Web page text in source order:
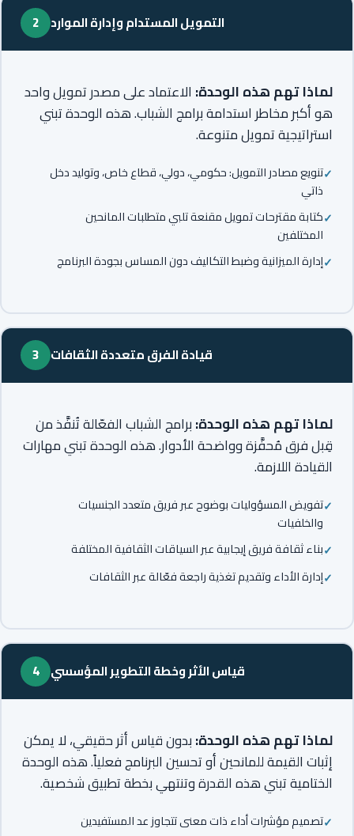
2 التمويل المستدام وإدارة الموارد
لماذا تهم هذه الوحدة: الاعتماد على مصدر تمويل واحد
هو أكبر مخاطر استدامة برامج الشباب. هذه الوحدة تبني
استراتيجية تمويل متنوعة.
تنويع مصادر التمويل: حكومي، دولي، قطاع خاص، وتوليد دخل
ذاتي
كتابة مقترحات تمويل مقنعة تلبي متطلبات المانحين
المختلفين
إدارة الميزانية وضبط التكاليف دون المساس بجودة البرنامج
3 قيادة الفرق متعددة الثقافات
لماذا تهم هذه الوحدة:برامج الشباب الفعّالة تُنفَّذ من
قِبل فرق مُحفَّزة وواضحة الأدوار. هذه الوحدة تبني مهارات
القيادة اللازمة.
تفويض المسؤوليات بوضوح عبر فريق متعدد الجنسيات
والخلفيات
بناء ثقافة فريق إيجابية عبر السياقات الثقافية المختلفة
إدارة الأداء وتقديم تغذية راجعة فعّالة عبر الثقافات
4 قياس الأثر وخطة التطوير المؤسسي
لماذا تهم هذه الوحدة:بدون قياس أثر حقيقي، لا يمكن
إثبات القيمة للمانحين أو تحسين البرنامج فعلياً. هذه الوحدة
الختامية تبني هذه القدرة وتنتهي بخطة تطبيق شخصية.
تصميم مؤشرات أداء ذات معنى تتجاوز عد المستفيدين